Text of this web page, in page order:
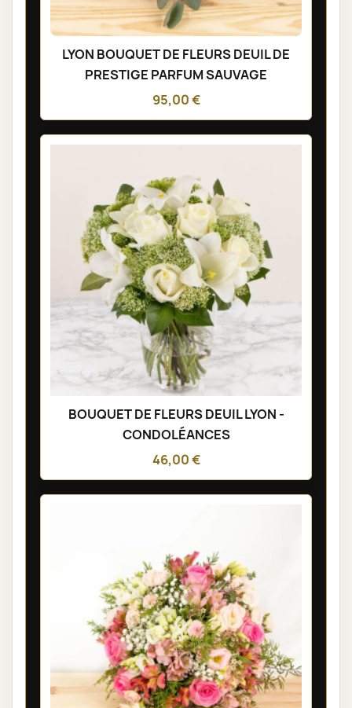
LYON BOUQUET DE FLEURS DEUIL DE
PRESTIGE PARFUM SAUVAGE
95,00 €
BOUQUET DE FLEURS DEUIL LYON -
CONDOLÉANCES
46,00 €